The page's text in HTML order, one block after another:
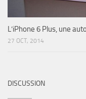
L’iPhone 6 Plus, une
27 OCT, 2014
DISCUSSION